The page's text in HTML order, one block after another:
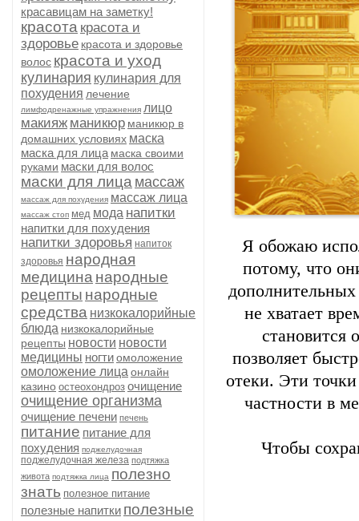
красавицам на заметку!
красота красота и
здоровье красота и здоровье
волос красота и уход
кулинария кулинария для
похудения лечение
лимфодренажные упражнения лицо
макияж маникюр маникюр в
домашних условиях маска
маска для лица маска своими
руками маски для волос
маски для лица массаж
массаж для похудения массаж лица
массаж стоп мед мода напитки
напитки для похудения
напитки здоровья напиток
здоровья народная
медицина народные
рецепты народные
средства низкокалорийные
блюда низкокалорийные
рецепты новости новости
медицины ногтиомоложение
омоложение лица онлайн
казино остеохондроз очищение
очищение организма
очищение печени печень
питание питание для
похудения поджелудочная
поджелудочная железа подтяжка
живота подтяжка лица полезно
знать полезное питание
полезные напитки полезные
Я обожаю
потому, что
не хватает
становится
позволяет
отеки. Эти
частности в
Чтобы